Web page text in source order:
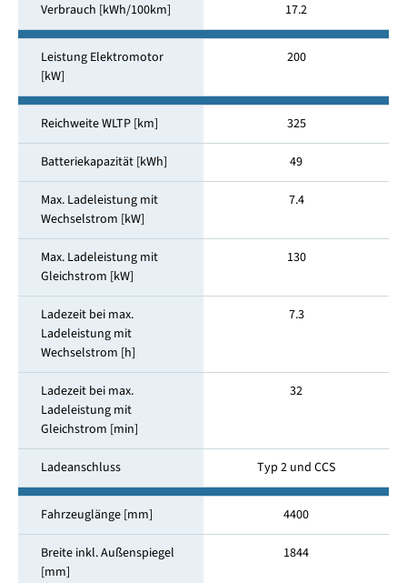
Verbrauch [kWh/100km] 17.2
Leistung Elektromotor
[kW]
200
Reichweite WLTP [km] 325
Batteriekapazität [kWh] 49
Max. Ladeleistung mit
Wechselstrom [kW]
7.4
Max. Ladeleistung mit
Gleichstrom [kW]
130
Ladezeit bei max.
Ladeleistung mit
Wechselstrom [h]
7.3
Ladezeit bei max.
Ladeleistung mit
Gleichstrom [min]
32
Ladeanschluss Typ 2 und CCS
Fahrzeuglänge [mm] 4400
Breite inkl. Außenspiegel
[mm]
1844